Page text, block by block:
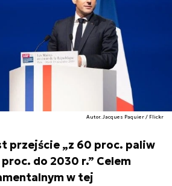
Autor. Jacques Paquier / Flickr
przejście „z 60 proc. paliw
do 2030 r.” Celem
w tej